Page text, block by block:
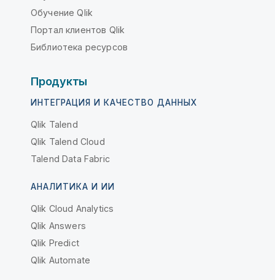
Обучение Qlik
Портал клиентов Qlik
Библиотека ресурсов
Продукты
ИНТЕГРАЦИЯ И КАЧЕСТВО ДАННЫХ
Qlik Talend
Qlik Talend Cloud
Talend Data Fabric
АНАЛИТИКА И ИИ
Qlik Cloud Analytics
Qlik Answers
Qlik Predict
Qlik Automate